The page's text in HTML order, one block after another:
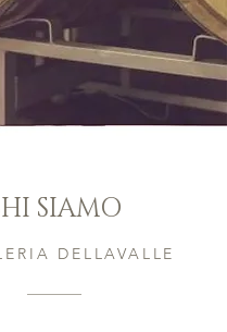
SIAMO
DELLAVALLE